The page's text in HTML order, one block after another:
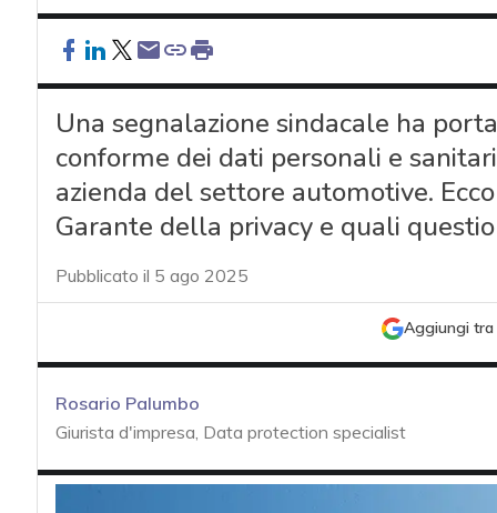
Una segnalazione sindacale ha
conforme dei dati personali e
azienda del settore automotive.
Garante della privacy e quali
Pubblicato il 5 ago 2025
Aggiungi tra
Rosario Palumbo
Giurista d'impresa, Data protection specialist